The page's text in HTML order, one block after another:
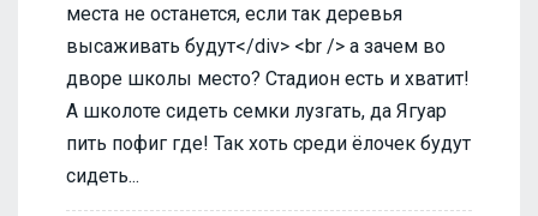
места не останется, если так деревья
высаживать будут</div> <br /> а зачем во
дворе школы место? Стадион есть и хватит!
А школоте сидеть семки лузгать, да Ягуар
пить пофиг где! Так хоть среди ёлочек будут
сидеть...